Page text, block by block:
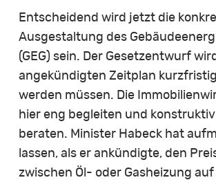
Entscheidend wird jetzt die
Ausgestaltung des
(GEG) sein. Der Gesetzentwurf
angekündigten Zeitplan
werden müssen. Die
hier eng begleiten und
beraten. Minister Habeck hat
lassen, als er ankündigte, den
zwischen Öl- oder Gasheizung